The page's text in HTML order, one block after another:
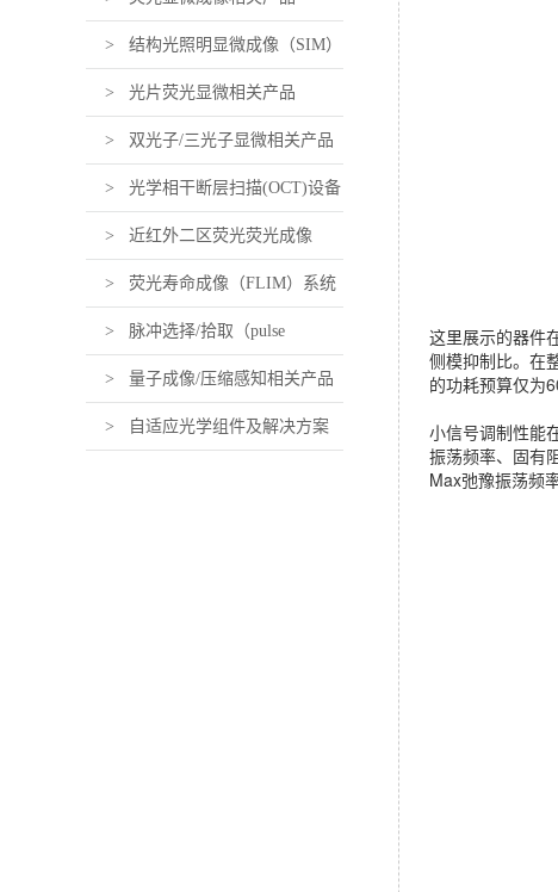
> 结构光照明显微成像（SIM）
相关产品
> 光片荧光显微相关产品
> 双光子/三光子显微相关产品
> 光学相干断层扫描(OCT)设备
及组件
> 近红外二区荧光荧光成像
（近红外活体荧光成像）设备及
组件
> 荧光寿命成像（FLIM）系统
及组件
> 脉冲选择/拾取（pulse
picking）系统及组件
> 量子成像/压缩感知相关产品
> 自适应光学组件及解决方案
这里展示的器件
侧模抑制比。在
的功耗预算仅为
小信号调制性能
振荡频率、固有
Max弛豫振荡频